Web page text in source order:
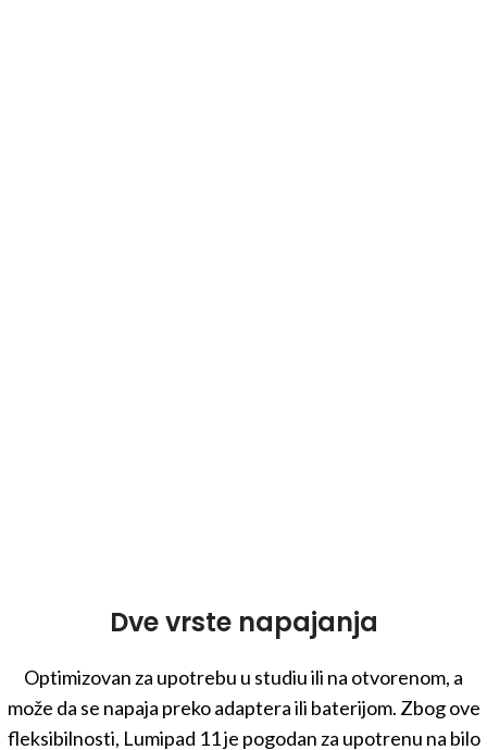
Dve vrste napajanja
Optimizovan za upotrebu u studiu ili na otvorenom, a
može da se napaja preko adaptera ili baterijom. Zbog ove
fleksibilnosti, Lumipad 11 je pogodan za upotrenu na bilo